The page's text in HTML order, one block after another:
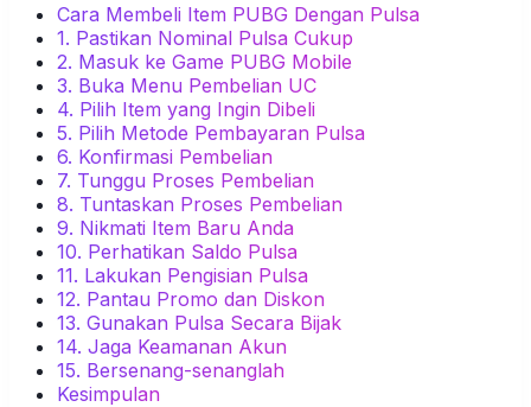
Cara Membeli Item PUBG Dengan Pulsa
1. Pastikan Nominal Pulsa Cukup
2. Masuk ke Game PUBG Mobile
3. Buka Menu Pembelian UC
4. Pilih Item yang Ingin Dibeli
5. Pilih Metode Pembayaran Pulsa
6. Konfirmasi Pembelian
7. Tunggu Proses Pembelian
8. Tuntaskan Proses Pembelian
9. Nikmati Item Baru Anda
10. Perhatikan Saldo Pulsa
11. Lakukan Pengisian Pulsa
12. Pantau Promo dan Diskon
13. Gunakan Pulsa Secara Bijak
14. Jaga Keamanan Akun
15. Bersenang-senanglah
Kesimpulan